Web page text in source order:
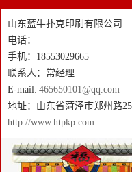
山东蓝牛扑克印刷有限公司
电话：
手机：18553029665
联系人：常经理
E-mail: 465650101@qq.com
地址：山东省菏泽市郑州路
http://www.htpkp.com